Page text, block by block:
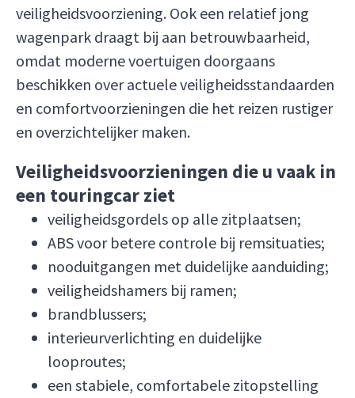
veiligheidsvoorziening. Ook een relatief jong
wagenpark draagt bij aan betrouwbaarheid,
omdat moderne voertuigen doorgaans
beschikken over actuele veiligheidsstandaarden
en comfortvoorzieningen die het reizen rustiger
en overzichtelijker maken.
Veiligheidsvoorzieningen die u vaak in
een touringcar ziet
veiligheidsgordels op alle zitplaatsen;
ABS voor betere controle bij remsituaties;
nooduitgangen met duidelijke aanduiding;
veiligheidshamers bij ramen;
brandblussers;
interieurverlichting en duidelijke
looproutes;
een stabiele, comfortabele zitopstelling